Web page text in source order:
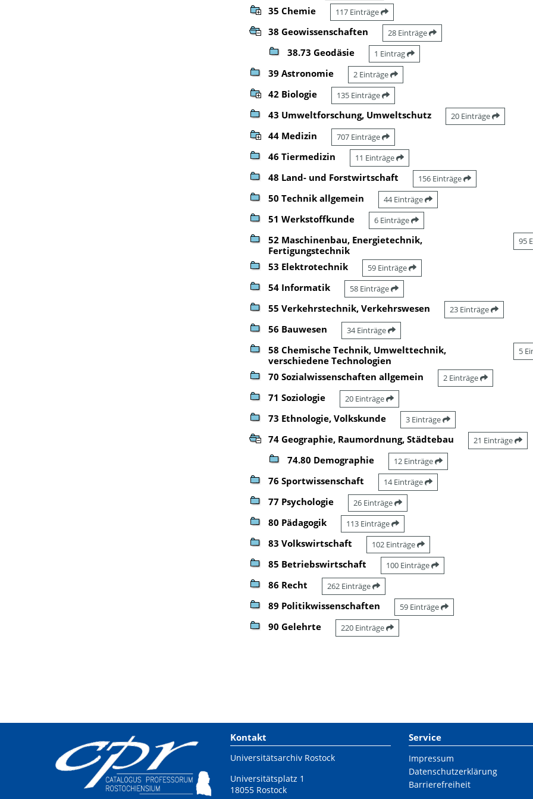
35 Chemie 117 Einträge
38 Geowissenschaften 28 Einträge
38.73 Geodäsie 1 Eintrag
39 Astronomie 2 Einträge
42 Biologie 135 Einträge
43 Umweltforschung, Umweltschutz 20 Einträge
44 Medizin 707 Einträge
46 Tiermedizin 11 Einträge
48 Land- und Forstwirtschaft 156 Einträge
50 Technik allgemein 44 Einträge
51 Werkstoffkunde 6 Einträge
52 Maschinenbau, Energietechnik,
Fertigungstechnik
95
53 Elektrotechnik 59 Einträge
54 Informatik 58 Einträge
55 Verkehrstechnik, Verkehrswesen 23 Einträge
56 Bauwesen 34 Einträge
58 Chemische Technik, Umwelttechnik,
verschiedene Technologien
5
70 Sozialwissenschaften allgemein 2 Einträge
71 Soziologie 20 Einträge
73 Ethnologie, Volkskunde 3 Einträge
74 Geographie, Raumordnung, Städtebau 21 Einträge
74.80 Demographie 12 Einträge
76 Sportwissenschaft 14 Einträge
77 Psychologie 26 Einträge
80 Pädagogik 113 Einträge
83 Volkswirtschaft 102 Einträge
85 Betriebswirtschaft 100 Einträge
86 Recht 262 Einträge
89 Politikwissenschaften 59 Einträge
90 Gelehrte 220 Einträge
Kontakt
Universitätsarchiv Rostock
Universitätsplatz 1
18055 Rostock
Service
Impressum
Datenschutzerklärung
Barrierefreiheit